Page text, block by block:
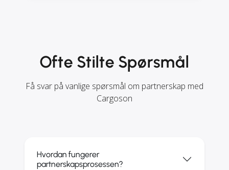
Ofte Stilte Spørsmål
Få svar på vanlige spørsmål om partnerskap med
Cargoson
Hvordan fungerer
partnerskapsprosessen?